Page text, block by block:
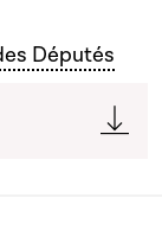
Députés